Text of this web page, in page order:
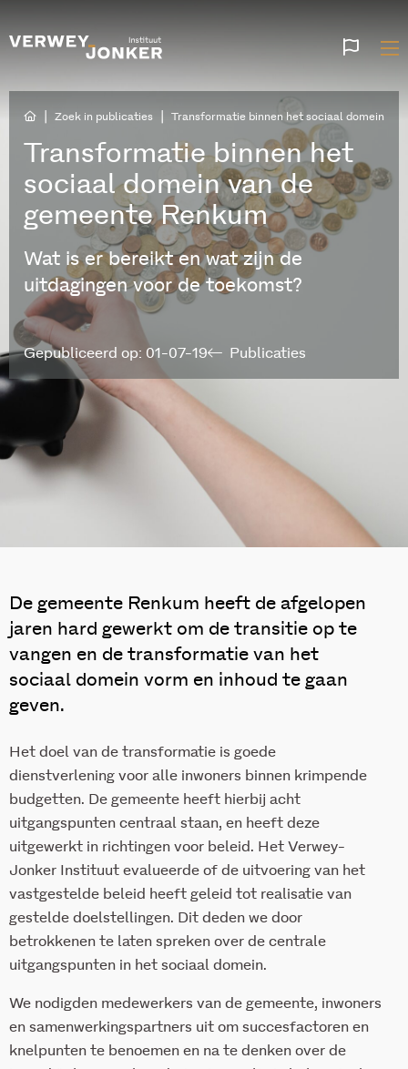
Zoek in publicaties Transformatie binnen het sociaal domein
Transformatie binnen het
sociaal domein van de
gemeente Renkum
Wat is er bereikt en wat zijn de
uitdagingen voor de toekomst?
Publicaties
Gepubliceerd op: 01-07-19
De gemeente Renkum heeft de afgelopen
jaren hard gewerkt om de transitie op te
vangen en de transformatie van het
sociaal domein vorm en inhoud te gaan
geven.
Het doel van de transformatie is goede
dienstverlening voor alle inwoners binnen krimpende
budgetten. De gemeente heeft hierbij acht
uitgangspunten centraal staan, en heeft deze
uitgewerkt in richtingen voor beleid. Het Verwey-
Jonker Instituut evalueerde of de uitvoering van het
vastgestelde beleid heeft geleid tot realisatie van
gestelde doelstellingen. Dit deden we door
betrokkenen te laten spreken over de centrale
uitgangspunten in het sociaal domein.
We nodigden medewerkers van de gemeente, inwoners
en samenwerkingspartners uit om succesfactoren en
knelpunten te benoemen en na te denken over de